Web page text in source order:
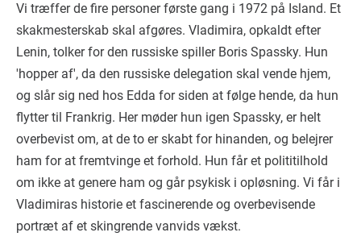
Vi træffer de fire personer første gang i 1972 på Island. Et
skakmesterskab skal afgøres. Vladimira, opkaldt efter
Lenin, tolker for den russiske spiller Boris Spassky. Hun
'hopper af', da den russiske delegation skal vende hjem,
og slår sig ned hos Edda for siden at følge hende, da hun
flytter til Frankrig. Her møder hun igen Spassky, er helt
overbevist om, at de to er skabt for hinanden, og belejrer
ham for at fremtvinge et forhold. Hun får et polititilhold
om ikke at genere ham og går psykisk i opløsning. Vi får i
Vladimiras historie et fascinerende og overbevisende
portræt af et skingrende vanvids vækst.